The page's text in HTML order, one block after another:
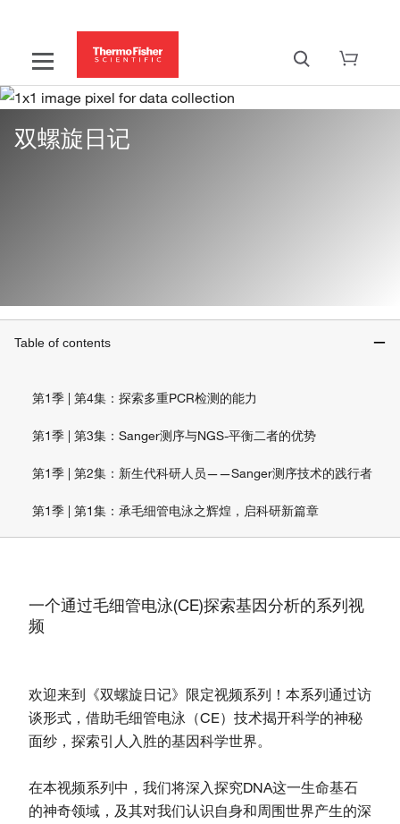
双螺旋日记
Table of contents
第1季 | 第4集：探索多重PCR检测的能力
第1季 | 第3集：Sanger测序与NGS-平衡二者的优势
第1季 | 第2集：新生代科研人员——Sanger测序技术的践行者
第1季 | 第1集：承毛细管电泳之辉煌，启科研新篇章
一个通过毛细管电泳(CE)探索基因分析的系列视
频
欢迎来到《双螺旋日记》限定视频系列！本系列通过访
谈形式，借助毛细管电泳（CE）技术揭开科学的神秘
面纱，探索引人入胜的基因科学世界。
在本视频系列中，我们将深入探究DNA这一生命基石
的神奇领域，及其对我们认识自身和周围世界产生的深